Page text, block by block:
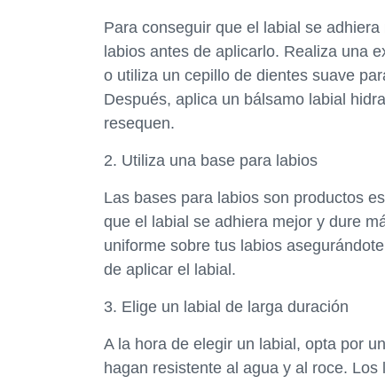
Para conseguir que el labial se
labios antes de aplicarlo. Realiza una
o utiliza un cepillo de dientes suave
Después, aplica un bálsamo labial
resequen.
2. Utiliza una base para labios
Las bases para labios son productos
que el labial se adhiera mejor y dure
uniforme sobre tus labios
de aplicar el labial.
3. Elige un labial de larga duración
A la hora de elegir un labial, opta por
hagan resistente al agua y al roce.